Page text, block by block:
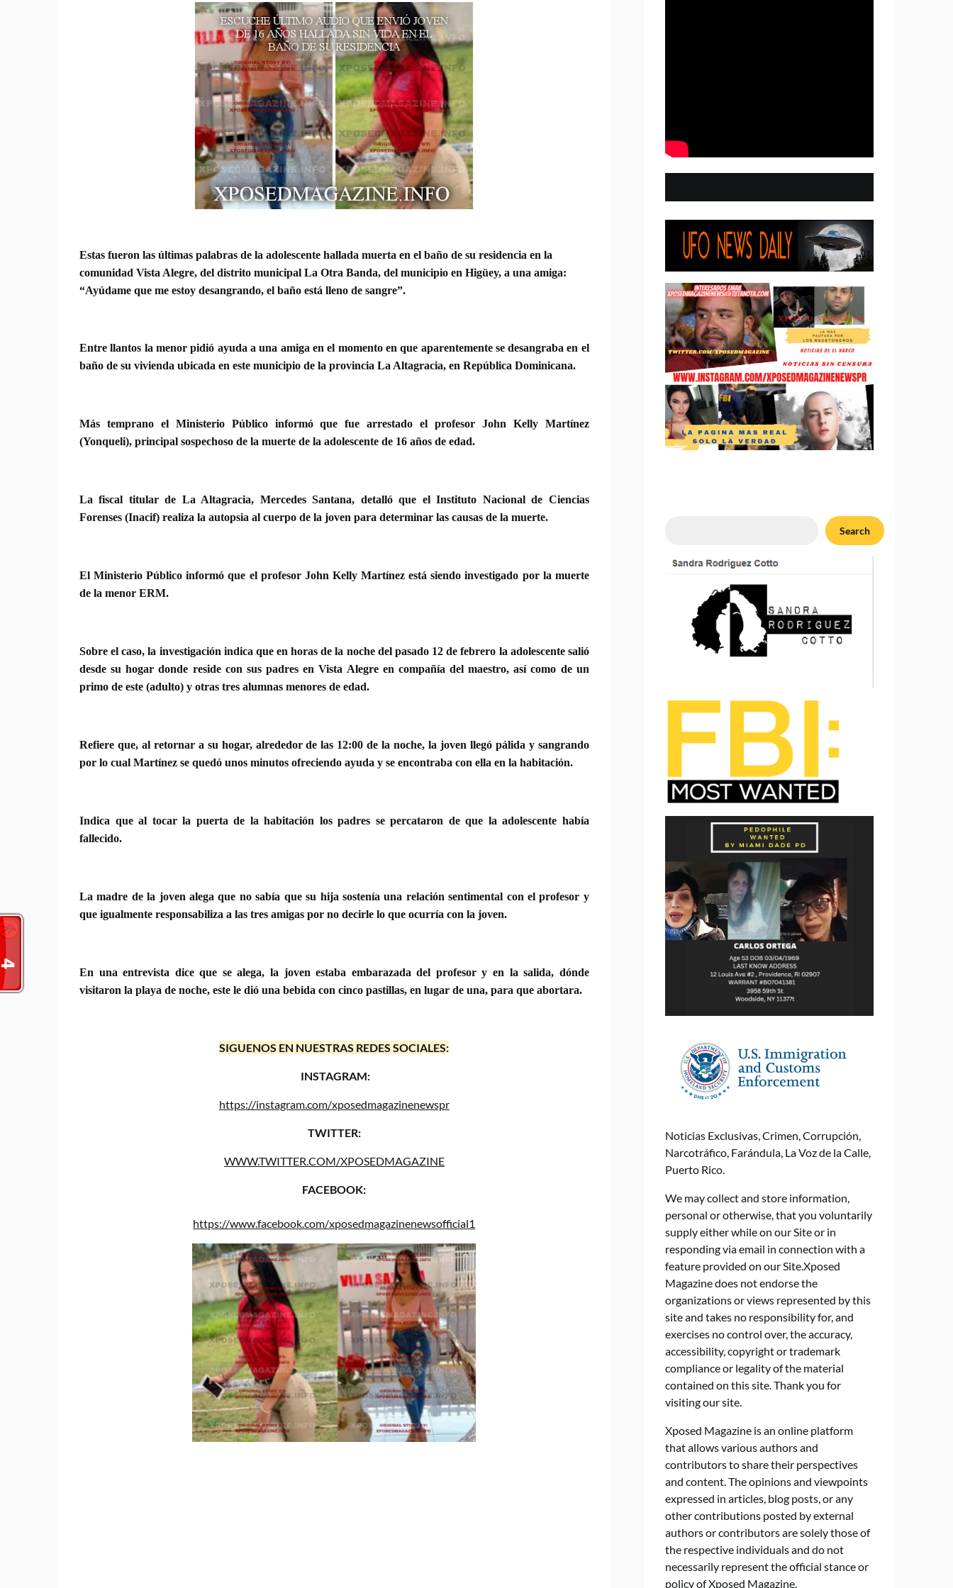
Estas fueron las últimas palabras de la adolescente hallada muerta en el baño de su residencia en la
comunidad Vista Alegre, del distrito municipal La Otra Banda, del municipio en Higüey, a una amiga:
“Ayúdame que me estoy desangrando, el baño está lleno de sangre”.
Entre llantos la menor pidió ayuda a una amiga en el momento en que aparentemente se desangraba en el
baño de su vivienda ubicada en este municipio de la provincia La Altagracia, en República Dominicana.
Más temprano el Ministerio Público informó que fue arrestado el profesor John Kelly Martínez
(Yonqueli), principal sospechoso de la muerte de la adolescente de 16 años de edad.
La fiscal titular de La Altagracia, Mercedes Santana, detalló que el Instituto Nacional de Ciencias
Forenses (Inacif) realiza la autopsia al cuerpo de la joven para determinar las causas de la muerte.
El Ministerio Público informó que el profesor John Kelly Martínez está siendo investigado por la muerte
de la menor ERM.
Sobre el caso, la investigación indica que en horas de la noche del pasado 12 de febrero la adolescente salió
desde su hogar donde reside con sus padres en Vista Alegre en compañía del maestro, así como de un
primo de este (adulto) y otras tres alumnas menores de edad.
Refiere que, al retornar a su hogar, alrededor de las 12:00 de la noche, la joven llegó pálida y sangrando
por lo cual Martínez se quedó unos minutos ofreciendo ayuda y se encontraba con ella en la habitación.
Indica que al tocar la puerta de la habitación los padres se percataron de que la adolescente había
fallecido.
La madre de la joven alega que no sabía que su hija sostenía una relación sentimental con el profesor y
que igualmente responsabiliza a las tres amigas por no decirle lo que ocurría con la joven.
En una entrevista dice que se alega, la joven estaba embarazada del profesor y en la salida, dónde
visitaron la playa de noche, este le dió una bebida con cinco pastillas, en lugar de una, para que abortara.
SIGUENOS EN NUESTRAS REDES SOCIALES:
INSTAGRAM:
https://instagram.com/xposedmagazinenewspr
TWITTER:
WWW.TWITTER.COM/XPOSEDMAGAZINE
FACEBOOK:
https://www.facebook.com/xposedmagazinenewsofficial1
Search
Noticias Exclusivas, Crimen, Corrupción,
Narcotráfico, Farándula, La Voz de la Calle,
Puerto Rico.
We may collect and store information,
personal or otherwise, that you voluntarily
supply either while on our Site or in
responding via email in connection with a
feature provided on our Site.Xposed
Magazine does not endorse the
organizations or views represented by this
site and takes no responsibility for, and
exercises no control over, the accuracy,
accessibility, copyright or trademark
compliance or legality of the material
contained on this site. Thank you for
visiting our site.
Xposed Magazine is an online platform
that allows various authors and
contributors to share their perspectives
and content. The opinions and viewpoints
expressed in articles, blog posts, or any
other contributions posted by external
authors or contributors are solely those of
the respective individuals and do not
necessarily represent the official stance or
policy of Xposed Magazine.